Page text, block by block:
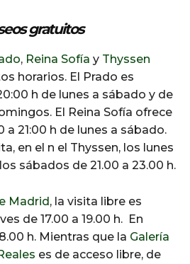
gratuitos
, Reina Sofía y Thyssen
horarios. El Prado es
h de lunes a sábado y de
El Reina Sofía ofrece
a 21:00 h de lunes a sábado.
en el n el Thyssen, los lunes
sábados de 21.00 a 23.00 h.
Madrid, la visita libre es
de 17.00 a 19.00 h. En
h. Mientras que la Galería
es de acceso libre, de